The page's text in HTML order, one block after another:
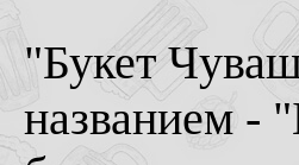
"Букет
названием -